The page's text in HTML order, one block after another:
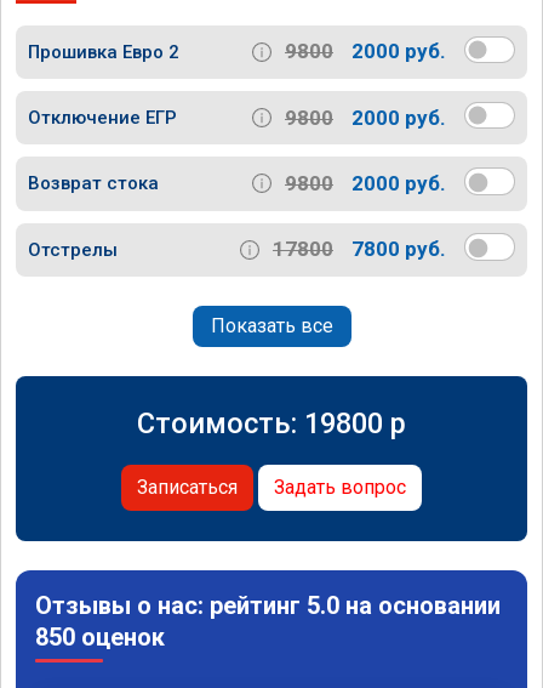
Прошивка Евро 2 9800 2000 руб.
Отключение ЕГР 9800 2000 руб.
Возврат стока 9800 2000 руб.
Отстрелы 17800 7800 руб.
Показать все
Стоимость: 19800 p
Записаться Задать вопрос
Отзывы о нас: рейтинг 5.0 на основании
850 оценок